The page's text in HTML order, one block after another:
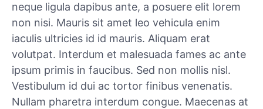
neque ligula dapibus ante, a posuere elit lorem
non nisi. Mauris sit amet leo vehicula enim
iaculis ultricies id id mauris. Aliquam erat
volutpat. Interdum et malesuada fames ac ante
ipsum primis in faucibus. Sed non mollis nisl.
Vestibulum id dui ac tortor finibus venenatis.
Nullam pharetra interdum congue. Maecenas at